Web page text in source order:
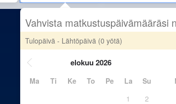
Vahvista matkustuspäivämääräsi
Tulopäivä - Lähtöpäivä (0 yötä)
elokuu 2026
Ma Ti Ke To Pe La
Su
1
2